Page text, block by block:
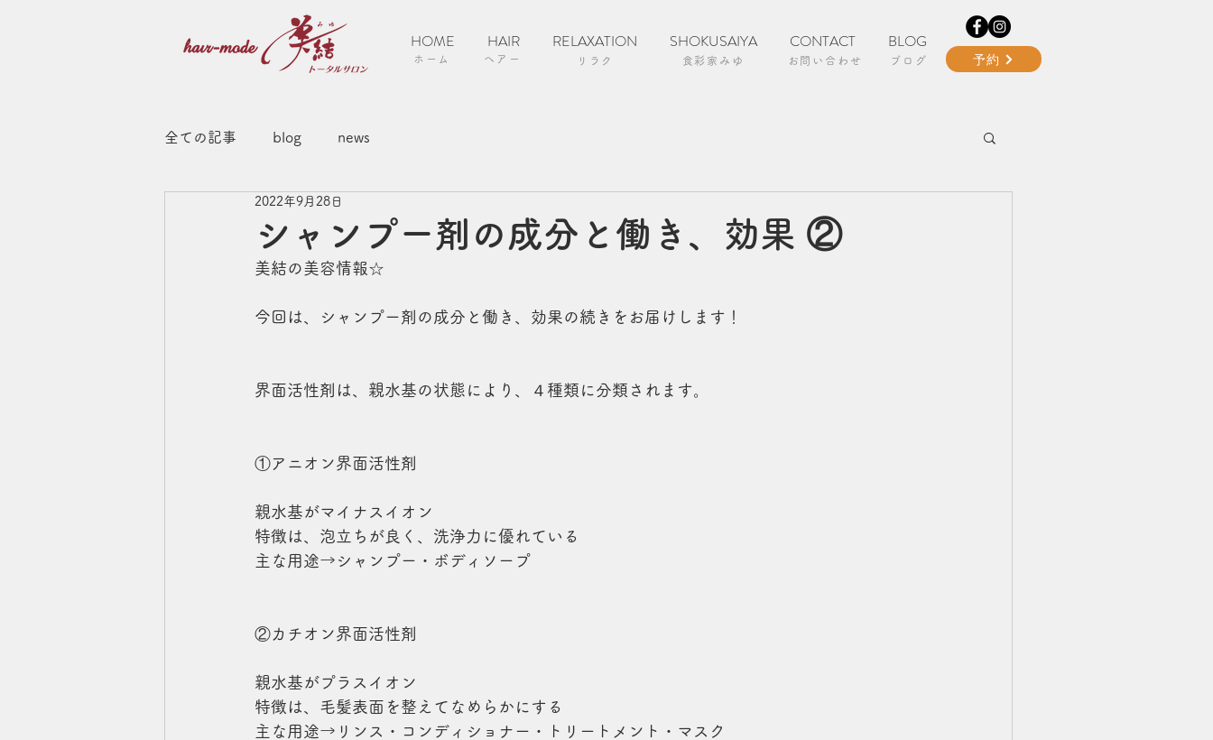
HOME HAIR RELAXATION SHOKUSAIYA CONTACT BLOG
ホーム ヘアー リラク お問い合わせ
食彩家みゆ ブログ 予約
全ての記事 blog news
シャンプー剤の成分と働き、効果 ②
2022年9月28日
美結の美容情報☆
今回は、シャンプー剤の成分と働き、効果の続きをお届けします！
界面活性剤は、親水基の状態により、４種類に分類されます。
①アニオン界面活性剤
親水基がマイナスイオン
特徴は、泡立ちが良く、洗浄力に優れている
主な用途→シャンプー・ボディソープ
②カチオン界面活性剤
親水基がプラスイオン
特徴は、毛髪表面を整えてなめらかにする
主な用途→リンス・コンディショナー・トリートメント・マスク